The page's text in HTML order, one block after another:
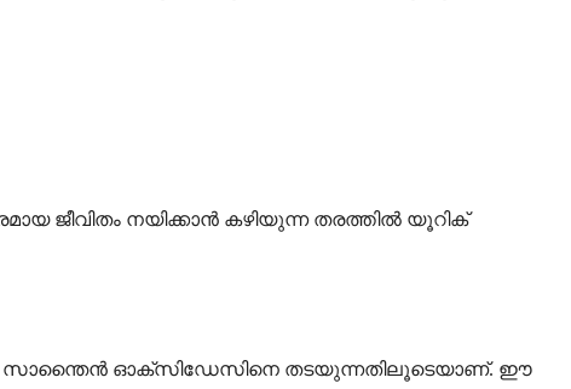
നയിക്കാൻ കഴിയുന്ന തരത്തിൽ യൂറിക്
സാന്തൈൻ ഓക്സിഡേസിനെ തടയുന്നതിലൂടെയാണ്. ഈ